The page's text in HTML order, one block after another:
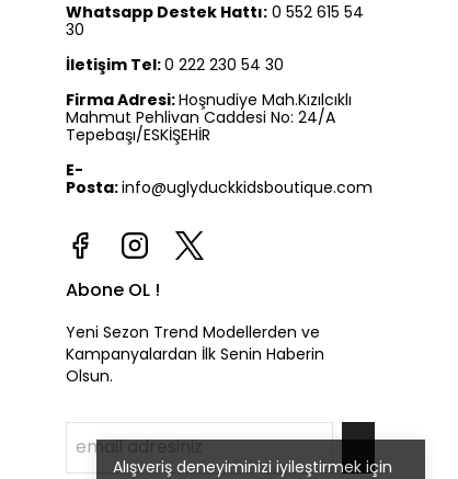
Alışveriş deneyiminizi iyileştirmek için
Whatsapp Destek Hattı: 0 552 615 54
30
İletişim Tel:0 222 230 54 30
Firma Adresi:Hoşnudiye Mah.Kızılcıklı
Mahmut Pehlivan Caddesi No: 24/A
Tepebaşı/ESKİŞEHİR
E-
Posta:info@uglyduckkidsboutique.com
Abone OL !
Yeni Sezon Trend Modellerden ve
Kampanyalardan İlk Senin Haberin
Olsun.